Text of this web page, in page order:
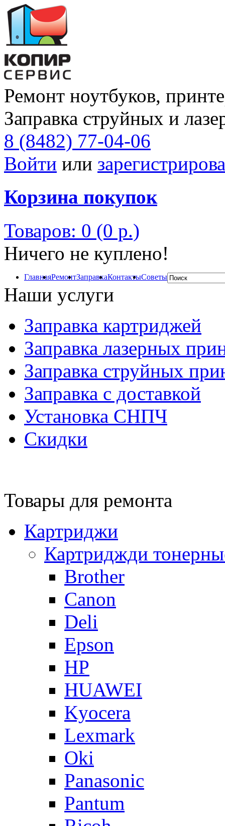
Ремонт ноутбуков,
Заправка струйных и
8 (8482) 77-04-06
Войти или
Корзина покупок
Товаров: 0 (0 р.)
Ничего не куплено!
ГлавнаяРемонтЗаправкаКонтактыСоветы
Наши услуги
Заправка картриджей
Заправка лазерных
Заправка струйных
Заправка с доставкой
Установка СНПЧ
Скидки
Товары для ремонта
Картриджи
Картриджди
Brother
Canon
Deli
Epson
HP
HUAWEI
Kyocera
Lexmark
Oki
Panasonic
Pantum